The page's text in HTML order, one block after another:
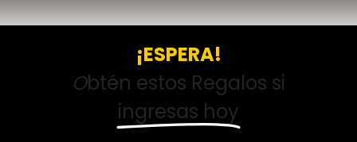
¡ESPERA!
Obtén estos Regalos si
ingresas hoy